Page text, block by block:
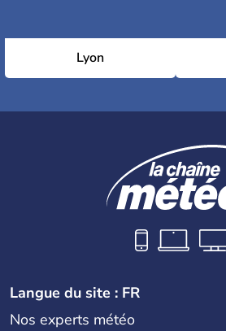
Lyon
Langue du site : FR
Nos experts météo